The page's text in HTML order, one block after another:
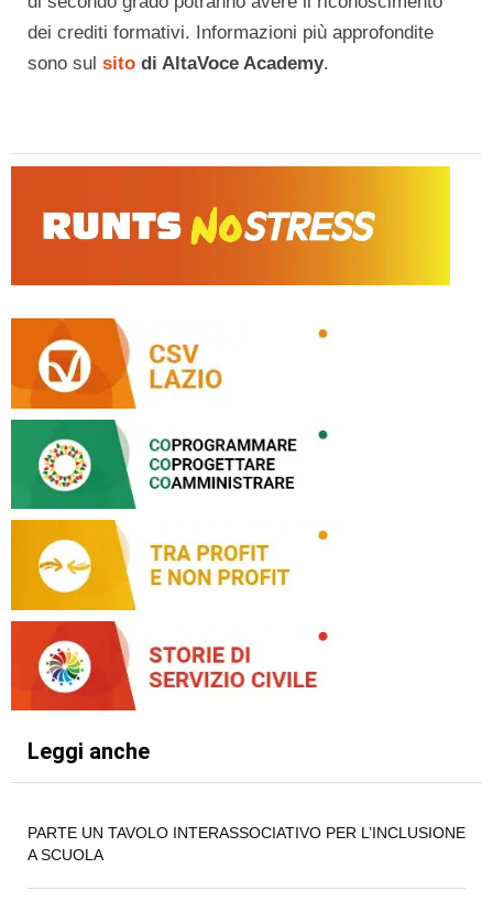
dei crediti formativi. Informazioni più approfondite
sono sul sito di AltaVoce Academy.
Leggi anche
PARTE UN TAVOLO INTERASSOCIATIVO PER L’INCLUSIONE
A SCUOLA